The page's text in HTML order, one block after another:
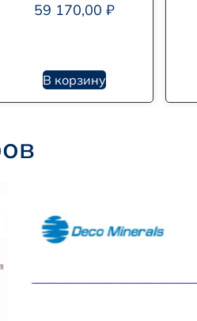
59 170,00₽
В корзину